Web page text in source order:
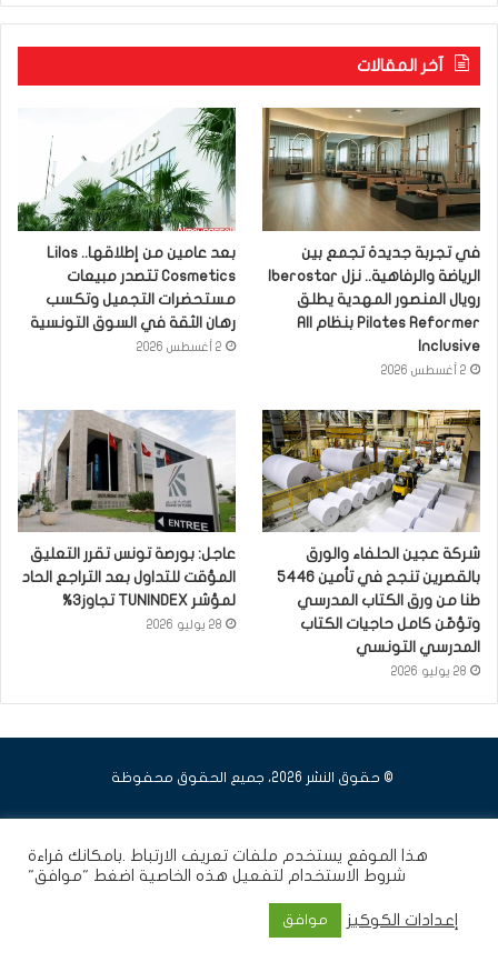
آخر المقالات
في تجربة جديدة تجمع بين
رويال المنصور المهدية يطلق
Pilates Reformer بنظام All
Inclusive
2 أغسطس 2026
بعد عامين من إطلاقها.. Lilas
Cosmetics تتصدر مبيعات
مستحضرات التجميل وتكسب
رهان الثقة في السوق التونسية
2 أغسطس 2026
شركة عجين الحلفاء والورق
بالقصرين تنجح في تأمين 5446
طنا من ورق الكتاب المدرسي
وتؤمّن كامل حاجيات الكتاب
المدرسي التونسي
28 يوليو 2026
عاجل: بورصة تونس تقرر التعليق
المؤقت للتداول بعد التراجع الحاد
لمؤشر TUNINDEX تجاوز3%
28 يوليو 2026
© حقوق النشر 2026، جميع الحقوق محفوظة
هذا الموقع يستخدم ملفات تعريف الارتباط .بامكانك قراءة
شروط الاستخدام لتفعيل هذه الخاصية اضغط "موافق"
إعدادات الكوكيز موافق